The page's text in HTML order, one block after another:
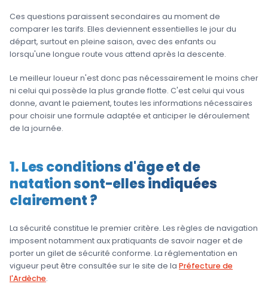
Ces questions paraissent secondaires au moment de
comparer les tarifs. Elles deviennent essentielles le jour du
départ, surtout en pleine saison, avec des enfants ou
lorsqu'une longue route vous attend après la descente.
Le meilleur loueur n'est donc pas nécessairement le moins cher
ni celui qui possède la plus grande flotte. C'est celui qui vous
donne, avant le paiement, toutes les informations nécessaires
pour choisir une formule adaptée et anticiper le déroulement
de la journée.
1. Les conditions d'âge et de
natation sont-elles indiquées
clairement ?
La sécurité constitue le premier critère. Les règles de navigation
imposent notamment aux pratiquants de savoir nager et de
porter un gilet de sécurité conforme. La réglementation en
vigueur peut être consultée sur le site de la Préfecture de
l'Ardèche.